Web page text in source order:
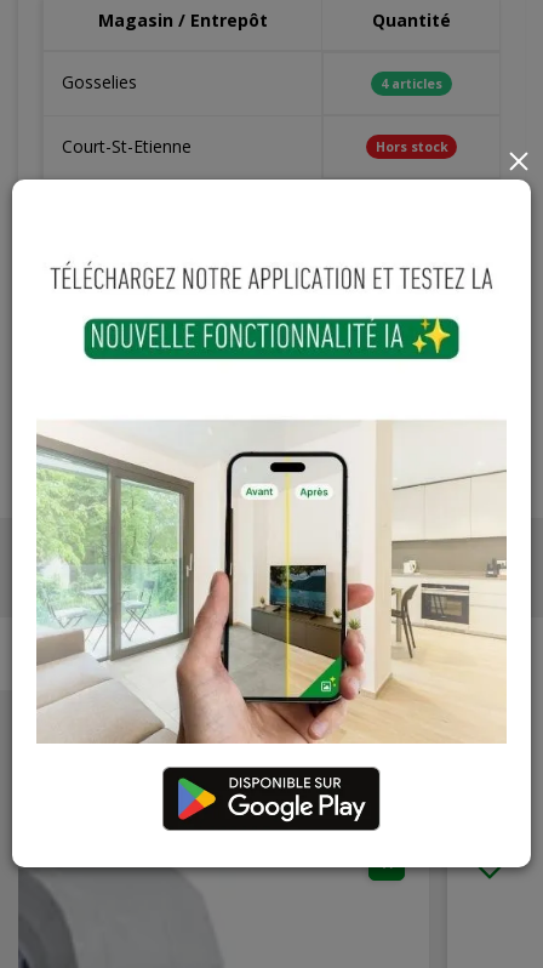
Magasin / Entrepôt Quantité
Gosselies 4 articles
Court-St-Etienne Hors stock
Contactez Diffusion Menuiserie pour obtenir le temps de
réapprovisionnement pour ce produit
Les teintes, nuances et veinages des photos peuvent
PRODUITS ASSOCIÉS
Nous vous recommandons
également
×